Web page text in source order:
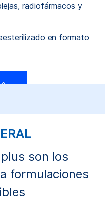
radiofármacos y
en formato
plus son los
formulaciones